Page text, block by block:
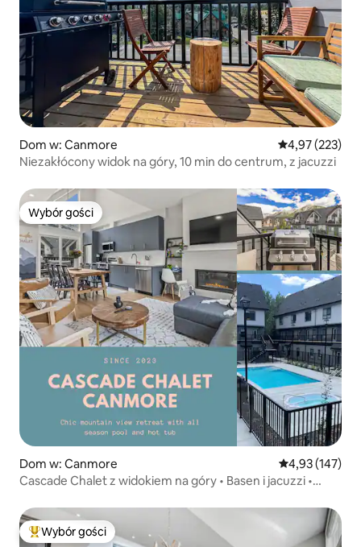
Dom w: Canmore Średnia
4,97 (223)
Niezakłócony widok na góry, 10 min do centrum, z jacuzzi
Wybór gości
Wybór gości
Dom w: Canmore Średnia
4,93 (147)
Cascade Chalet z widokiem na góry • Basen i jacuzzi •
Najpopularniejsze z kategorii Wybór gości
Wybór gości